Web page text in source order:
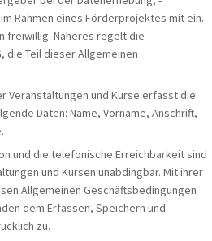
Rahmen eines Förderprojektes mit ein.
freiwillig. Näheres regelt die
die Teil dieser Allgemeinen
Veranstaltungen und Kurse erfasst die
Daten: Name, Vorname, Anschrift,
und die telefonische Erreichbarkeit sind
und Kursen unabdingbar. Mit ihrer
Allgemeinen Geschäftsbedingungen
dem Erfassen, Speichern und
zu.